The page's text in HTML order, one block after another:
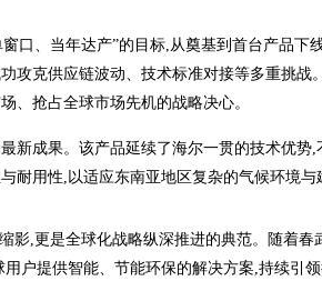
口、当年达产”的目标,从奠基到首台产品下
攻克供应链波动、技术标准对接等多重挑战
、抢占全球市场先机的战略决心。
新成果。该产品延续了海尔一贯的技术优势
耐用性,以适应东南亚地区复杂的气候环境与
影,更是全球化战略纵深推进的典范。随着春
户提供智能、节能环保的解决方案,持续引领